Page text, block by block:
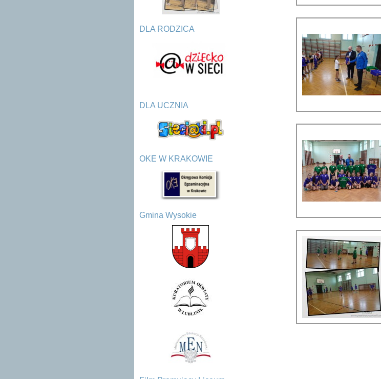
DLA RODZICA
DLA UCZNIA
OKE W KRAKOWIE
Gmina Wysokie